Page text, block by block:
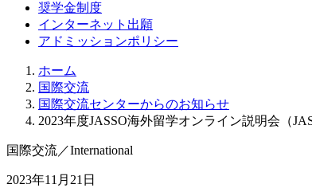
奨学金制度
インターネット出願
アドミッションポリシー
ホーム
国際交流
国際交流センターからのお知らせ
2023年度JASSO海外留学オンライン説明会（
国際交流／International
2023年11月21日